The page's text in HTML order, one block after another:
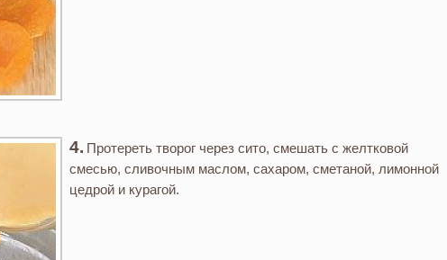
Протереть творог через сито, смешать с желтковой
смесью, сливочным маслом, сахаром, сметаной, лимонной
цедрой и курагой.